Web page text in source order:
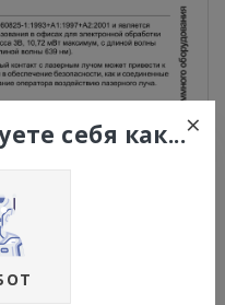
себя как...×